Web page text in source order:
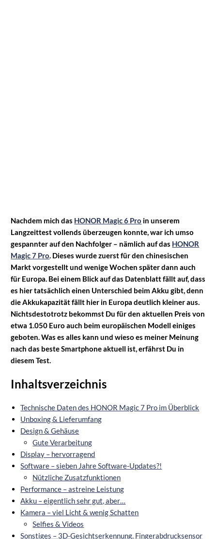
Nachdem mich das HONOR Magic 6 Pro in unserem
Langzeittest vollends überzeugen konnte, war ich umso
gespannter auf den Nachfolger – nämlich auf das HONOR
Magic 7 Pro. Dieses wurde zuerst für den chinesischen
Markt vorgestellt und wenige Wochen später dann auch
für Europa. Bei einem Blick auf das Datenblatt fällt auf, dass
es hier tatsächlich einen Unterschied beim Akku gibt, denn
die Akkukapazität fällt hier in Europa deutlich kleiner aus.
Nichtsdestotrotz bekommst Du für den aktuellen Preis von
etwa 1.050 Euro auch beim europäischen Modell einiges
geboten. Was es alles kann und wieso es meiner Meinung
nach das beste Smartphone aktuell ist, erfährst Du in
diesem Test.
Inhaltsverzeichnis
Technische Daten des HONOR Magic 7 Pro im Überblick
Unboxing & Lieferumfang
Design & Gehäuse
Gute Verarbeitung
Display – hervorragend
Software – sieben Jahre Software-Updates?!
Nützliche Zusatzfunktionen
Performance – astreine Leistung
Akku – eigentlich sehr gut, aber…
Kamera – viel Licht & wenig Schatten
Selfies & Videos
Sonstiges – 3D-Gesichtserkennung, Fingerabdrucksensor